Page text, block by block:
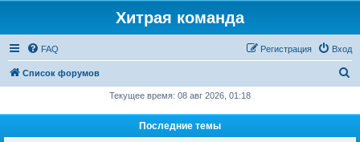
Хитрая команда
FAQ Вход
Регистрация
Список форумов
Текущее время: 08 авг 2026, 01:18
Последние темы